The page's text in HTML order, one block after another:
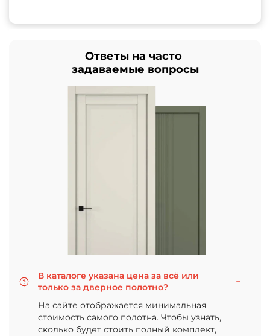
Ответы на часто
задаваемые вопросы
В каталоге указана цена за всё или
только за дверное полотно?
На сайте отображается минимальная
стоимость самого полотна. Чтобы узнать,
сколько будет стоить полный комплект,